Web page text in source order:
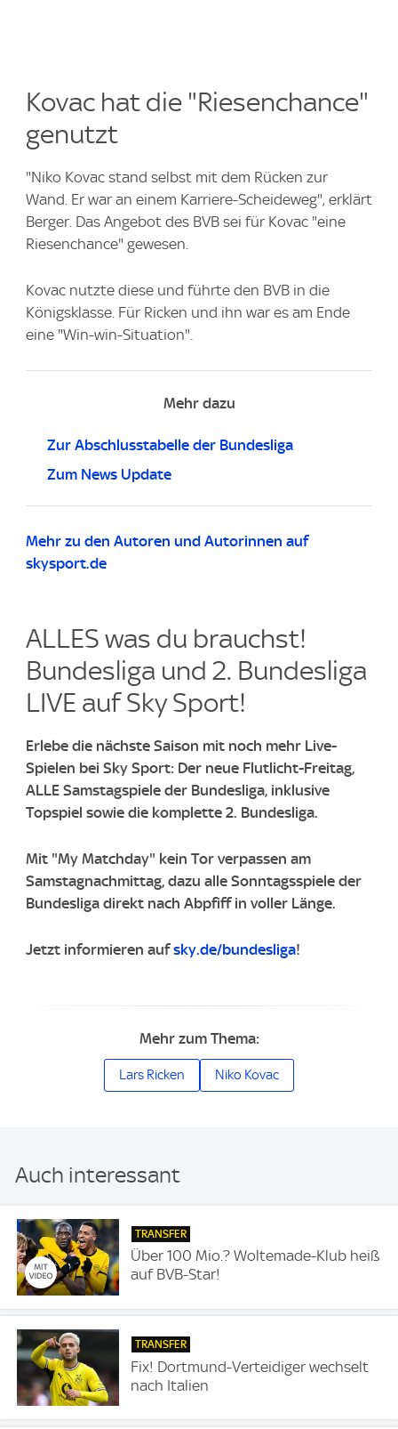
Kovac hat die "Riesenchance"
genutzt
"Niko Kovac stand selbst mit dem Rücken zur
Wand. Er war an einem Karriere-Scheideweg", erklärt
Berger. Das Angebot des BVB sei für Kovac "eine
Riesenchance" gewesen.
Kovac nutzte diese und führte den BVB in die
Königsklasse. Für Ricken und ihn war es am Ende
eine "Win-win-Situation".
Mehr dazu
Zur Abschlusstabelle der Bundesliga
Zum News Update
Mehr zu den Autoren und Autorinnen auf
skysport.de
ALLES was du brauchst!
Bundesliga und 2. Bundesliga
LIVE auf Sky Sport!
Erlebe die nächste Saison mit noch mehr Live-
Spielen bei Sky Sport: Der neue Flutlicht-Freitag,
ALLE Samstagspiele der Bundesliga, inklusive
Topspiel sowie die komplette 2. Bundesliga.
Mit "My Matchday" kein Tor verpassen am
Samstagnachmittag, dazu alle Sonntagsspiele der
Bundesliga direkt nach Abpfiff in voller Länge.
Jetzt informieren aufsky.de/bundesliga!
Mehr zum Thema:
Lars Ricken Niko Kovac
Auch interessant
TRANSFER
Über 100 Mio.? Woltemade-Klub heiß
auf BVB-Star!
TRANSFER
Fix! Dortmund-Verteidiger wechselt
nach Italien